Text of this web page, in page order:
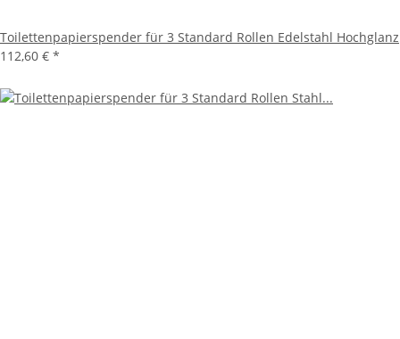
Toilettenpapierspender für 3 Standard Rollen Edelstahl Hochglanz
112,60 € *